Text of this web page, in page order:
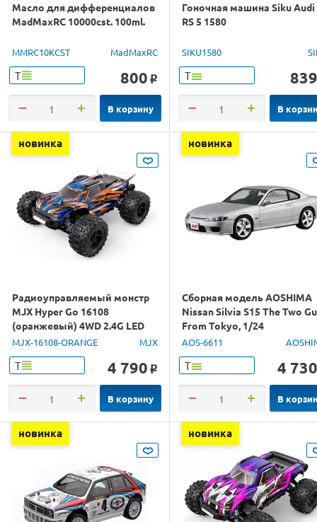
Масло для дифференциалов
MadMaxRC 10000cst. 100ml.
MMRC10KCST MadMaxRC
Т 800 o
В корзину
Гоночная машина Siku Audi
RS 5 1580
SIKU1580
Т 839
В
новинка
Радиоуправляемый монстр
MJX Hyper Go 16108
(оранжевый) 4WD 2.4G LED
1/16 RTR
MJX-16108-ORANGE MJX
Т 4 790 o
В корзину
новинка
Сборная модель AOSHIMA
Nissan Silvia S15 The Two
From Tokyo, 1/24
AOS-6611
Т 4 730
В
новинка новинка